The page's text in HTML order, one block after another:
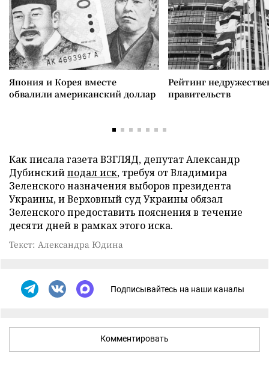
Япония и Корея вместе
обвалили американский доллар
Рейтинг
правительств
Как писала газета ВЗГЛЯД, депутат Александр
Дубинскийподал иск, требуя от Владимира
Зеленского назначения выборов президента
Украины, и Верховный суд Украины обязал
Зеленского предоставить пояснения в течение
десяти дней в рамках этого иска.
Текст: Александра Юдина
Подписывайтесь на наши каналы
Комментировать